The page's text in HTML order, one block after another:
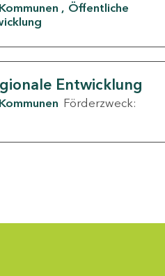
Kommunen
Öffentliche
Entwicklung
Kommunen Förderzweck: